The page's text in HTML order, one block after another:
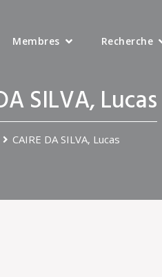
Membres Recherche
SILVA, Lucas
CAIRE DA SILVA, Lucas